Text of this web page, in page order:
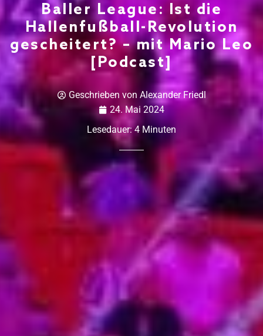
Baller League: Ist die
Hallenfußball-Revolution
gescheitert? – mit Mario Leo
[Podcast]
Geschrieben von Alexander Friedl
24. Mai 2024
Lesedauer: 4 Minuten